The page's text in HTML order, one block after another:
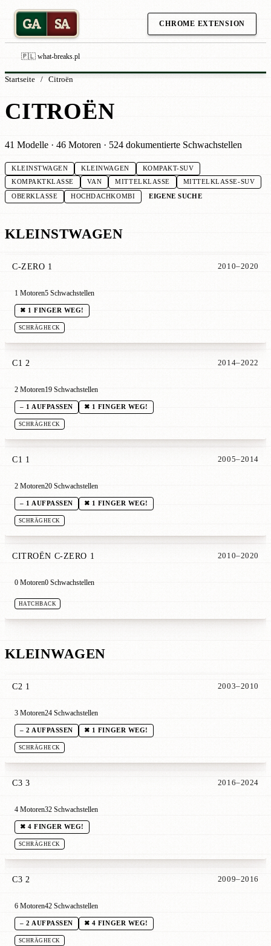
GA SA CHROME EXTENSION
🇵🇱 what-breaks.pl
Startseite / Citroën
CITROËN
41 Modelle · 46 Motoren · 524 dokumentierte Schwachstellen
KLEINSTWAGEN KLEINWAGEN
KOMPAKT-SUV
KOMPAKTKLASSE
VAN MITTELKLASSE MITTELKLASSE-SUV
OBERKLASSE HOCHDACHKOMBI EIGENE SUCHE
KLEINSTWAGEN
C-ZERO 1 2010–2020
1 Motoren5 Schwachstellen
✖ 1 FINGER WEG!
SCHRÄGHECK
C1 2 2014–2022
2 Motoren19 Schwachstellen
– 1 AUFPASSEN ✖ 1 FINGER WEG!
SCHRÄGHECK
C1 1 2005–2014
2 Motoren20 Schwachstellen
– 1 AUFPASSEN ✖ 1 FINGER WEG!
SCHRÄGHECK
CITROËN C-ZERO 1 2010–2020
0 Motoren0 Schwachstellen
HATCHBACK
KLEINWAGEN
C2 1 2003–2010
3 Motoren24 Schwachstellen
– 2 AUFPASSEN ✖ 1 FINGER WEG!
SCHRÄGHECK
C3 3 2016–2024
4 Motoren32 Schwachstellen
✖ 4 FINGER WEG!
SCHRÄGHECK
C3 2 2009–2016
6 Motoren42 Schwachstellen
– 2 AUFPASSEN ✖ 4 FINGER WEG!
SCHRÄGHECK